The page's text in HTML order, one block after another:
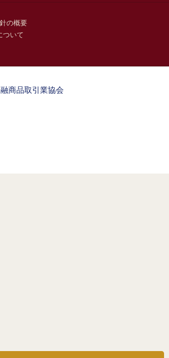
の概要
ついて
商品取引業協会